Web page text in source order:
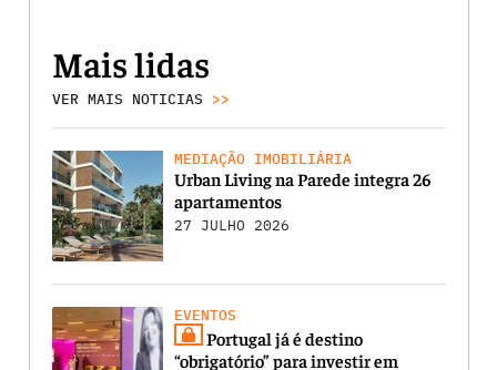
Mais lidas
VER MAIS NOTICIAS >>
MEDIAÇÃO IMOBILIÁRIA
Urban Living na Parede integra 26
apartamentos
27 JULHO 2026
EVENTOS
Portugal já é destino
“obrigatório” para investir em